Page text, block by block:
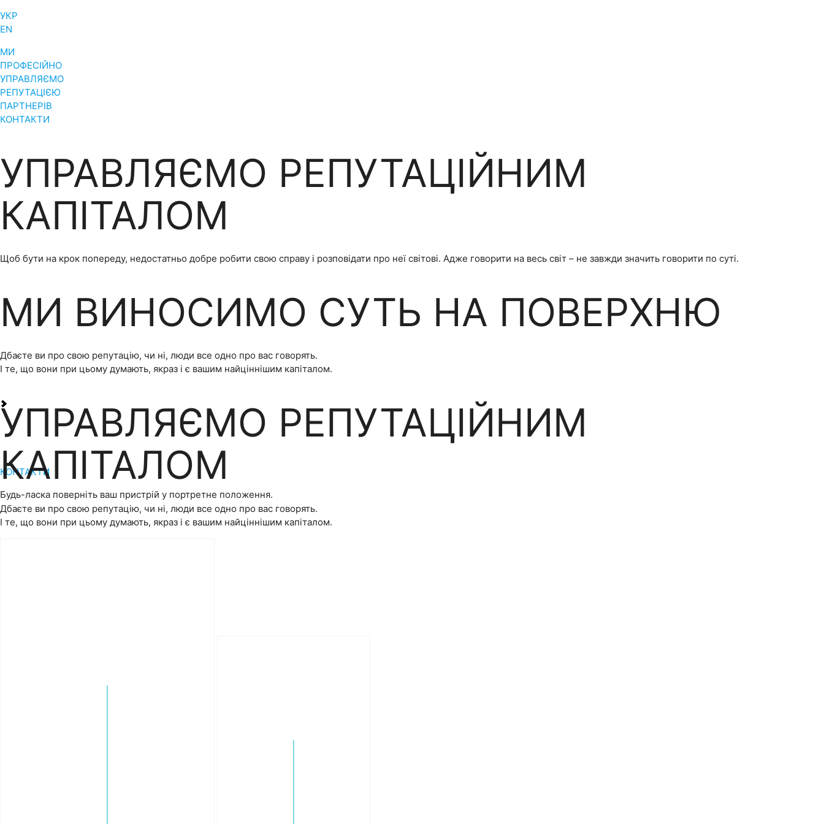
УКР
EN
МИ
ПРОФЕСІЙНО
УПРАВЛЯЄМО
РЕПУТАЦІЄЮ
ПАРТНЕРІВ
КОНТАКТИ
УПРАВЛЯЄМО РЕПУТАЦІЙНИМ
КАПІТАЛОМ
Щоб бути на крок попереду, недостатньо добре робити свою справу і розповідати про неї світові. Адже говорити на весь світ – не завжди значить говорити по суті.
МИ ВИНОСИМО СУТЬ НА ПОВЕРХНЮ
Дбаєте ви про свою репутацію, чи ні, люди все одно про вас говорять.
І те, що вони при цьому думають, якраз і є вашим найціннішим капіталом.
УПРАВЛЯЄМО РЕПУТАЦІЙНИМ
КАПІТАЛОМ
Дбаєте ви про свою репутацію, чи ні, люди все одно про вас говорять.
І те, що вони при цьому думають, якраз і є вашим найціннішим капіталом.
КОНТАКТИ
Будь-ласка поверніть ваш пристрій у портретне положення.